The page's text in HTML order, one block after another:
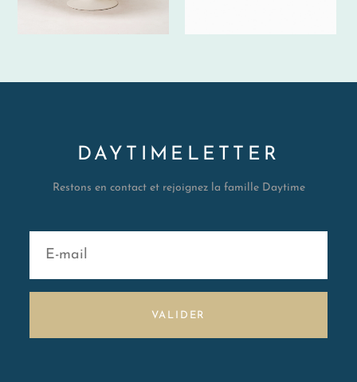
DAYTIMELETTER
Restons en contact et rejoignez la famille Daytime
VALIDER